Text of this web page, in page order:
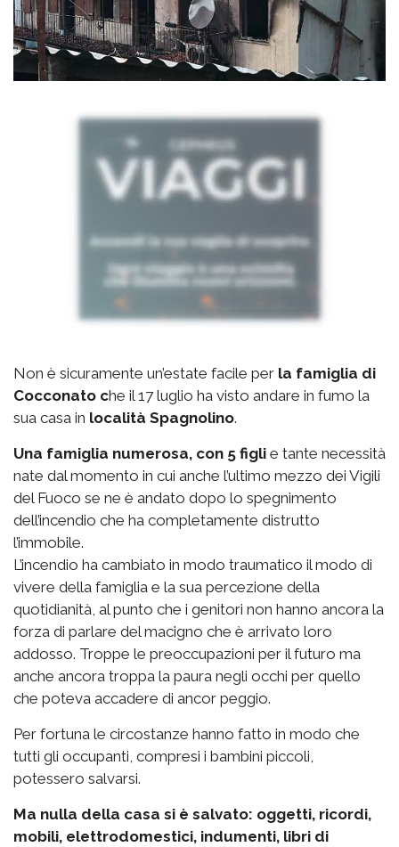
Non è sicuramente un’estate facile per la famiglia di
Cocconato che il 17 luglio ha visto andare in fumo la
sua casa in località Spagnolino.
Una famiglia numerosa, con 5 figli e tante necessità
nate dal momento in cui anche l’ultimo mezzo dei Vigili
del Fuoco se ne è andato dopo lo spegnimento
dell’incendio che ha completamente distrutto
l’immobile.
L’incendio ha cambiato in modo traumatico il modo di
vivere della famiglia e la sua percezione della
quotidianità, al punto che i genitori non hanno ancora la
forza di parlare del macigno che è arrivato loro
addosso. Troppe le preoccupazioni per il futuro ma
anche ancora troppa la paura negli occhi per quello
che poteva accadere di ancor peggio.
Per fortuna le circostanze hanno fatto in modo che
tutti gli occupanti, compresi i bambini piccoli,
potessero salvarsi.
Ma nulla della casa si è salvato: oggetti, ricordi,
mobili, elettrodomestici, indumenti, libri di